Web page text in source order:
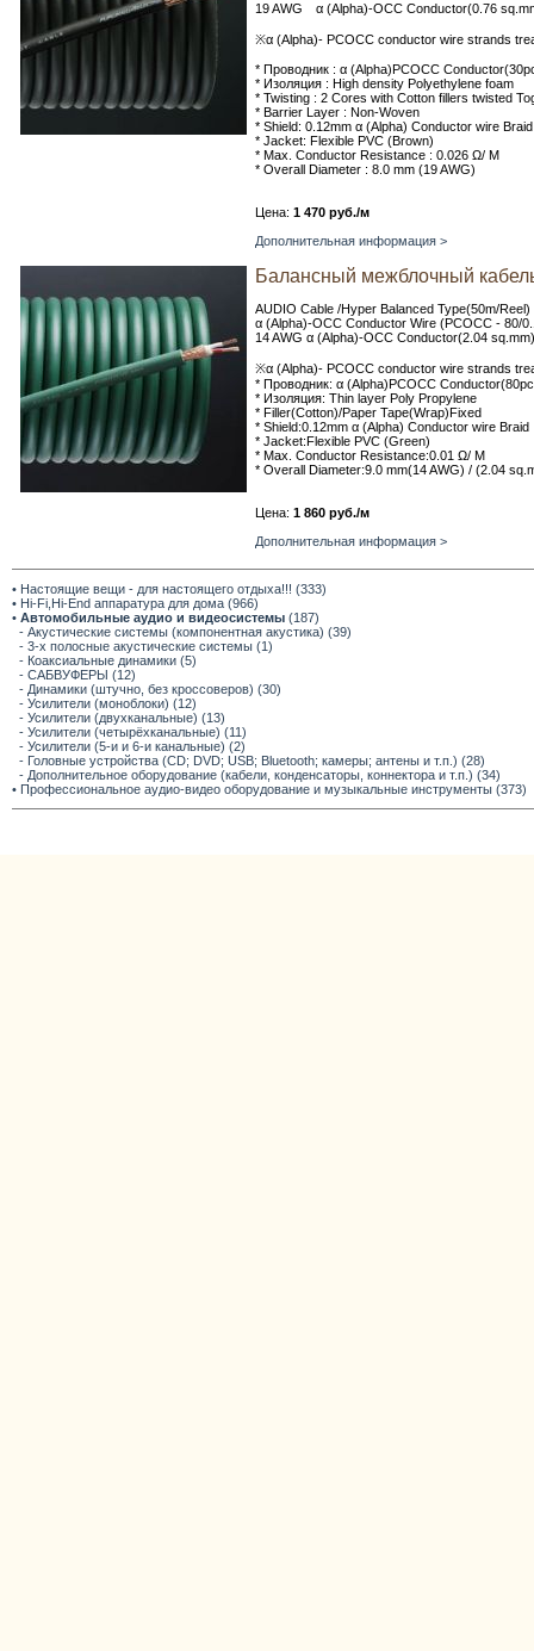
19 AWG α (Alpha)-OCC Conductor(0.76
※α (Alpha)- PCOCC conductor wire strands
* Проводник : α (Alpha)PCOCC
* Изоляция : High density Polyethylene foam
* Twisting : 2 Cores with Cotton fillers twisted
* Barrier Layer : Non-Woven
* Shield: 0.12mm α (Alpha) Conductor wire Braid
* Jacket: Flexible PVC (Brown)
* Max. Conductor Resistance : 0.026 Ω/ M
* Overall Diameter : 8.0 mm (19 AWG)
Цена: 1 470 руб./м
Дополнительная информация >
Балансный межблочный
AUDIO Cable /Hyper Balanced Type(50m/Reel)
α (Alpha)-OCC Conductor Wire (PCOCC - 80/
14 AWG α (Alpha)-OCC Conductor(2.04 sq.mm)
※α (Alpha)- PCOCC conductor wire strands
* Проводник: α (Alpha)PCOCC
* Изоляция: Thin layer Poly Propylene
* Filler(Cotton)/Paper Tape(Wrap)Fixed
* Shield:0.12mm α (Alpha) Conductor wire Braid
* Jacket:Flexible PVC (Green)
* Max. Conductor Resistance:0.01 Ω/ M
* Overall Diameter:9.0 mm(14 AWG) / (2.04
Цена: 1 860 руб./м
Дополнительная информация >
• Настоящие вещи - для настоящего отдыха!!! (333)
• Hi-Fi,Hi-End аппаратура для дома (966)
• Автомобильные аудио и видеосистемы (187)
- Акустические системы (компонентная акустика) (39)
- 3-х полосные акустические системы (1)
- Коаксиальные динамики (5)
- САБВУФЕРЫ (12)
- Динамики (штучно, без кроссоверов) (30)
- Усилители (моноблоки) (12)
- Усилители (двухканальные) (13)
- Усилители (четырёхканальные) (11)
- Усилители (5-и и 6-и канальные) (2)
- Головные устройства (CD; DVD; USB; Bluetooth; камеры; антены и т.п.) (28)
- Дополнительное оборудование (кабели, конденсаторы, коннектора и т.п.) (34)
• Профессиональное аудио-видео оборудование и музыкальные инструменты (373)